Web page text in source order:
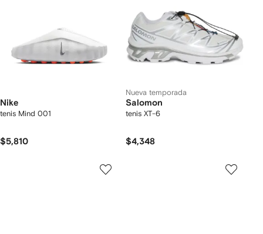
Nike
tenis Mind 001
$5,810
Nueva temporada
Salomon
tenis XT-6
$4,348